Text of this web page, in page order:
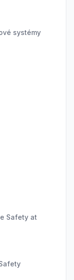
systémy
Safety at